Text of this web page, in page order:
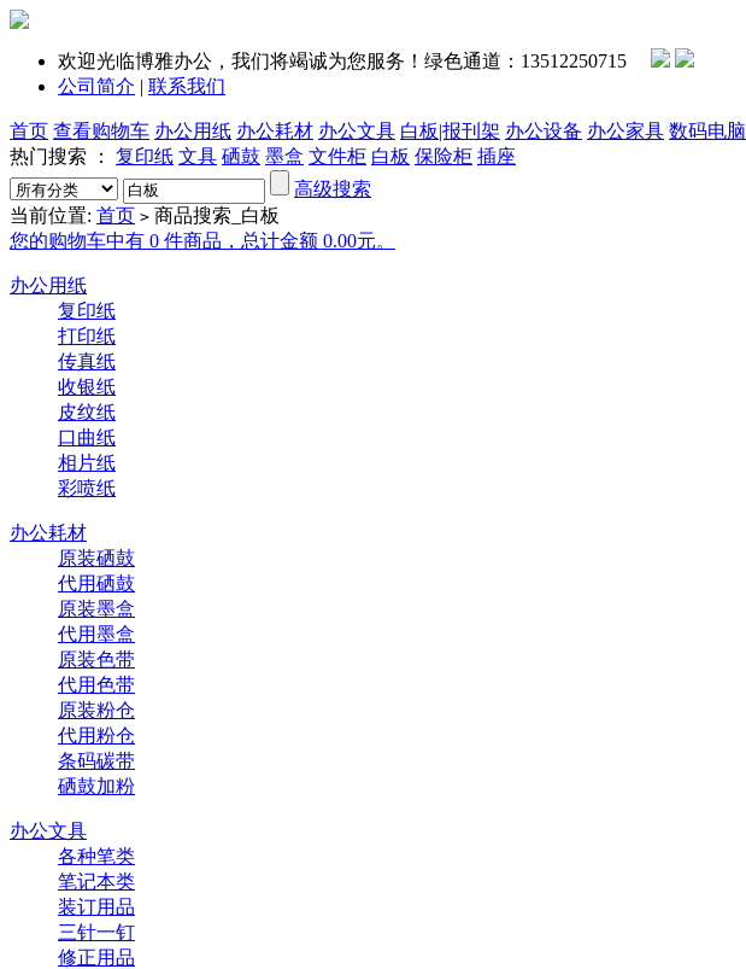
欢迎光临博雅办公，我们将竭诚为您服务！绿色通道：13512250715
公司简介 | 联系我们
首页 查看购物车 办公用纸 办公耗材 办公文具 白板|报刊架 办公设备 办公家具 数码电脑
热门搜索 ： 复印纸 文具 硒鼓 墨盒 文件柜 白板 保险柜 插座
高级搜索
当前位置: 首页 > 商品搜索_白板
您的购物车中有 0 件商品，总计金额 0.00元。
办公用纸
复印纸
打印纸
传真纸
收银纸
皮纹纸
口曲纸
相片纸
彩喷纸
办公耗材
原装硒鼓
代用硒鼓
原装墨盒
代用墨盒
原装色带
代用色带
原装粉仓
代用粉仓
条码碳带
硒鼓加粉
办公文具
各种笔类
笔记本类
装订用品
三针一钉
修正用品